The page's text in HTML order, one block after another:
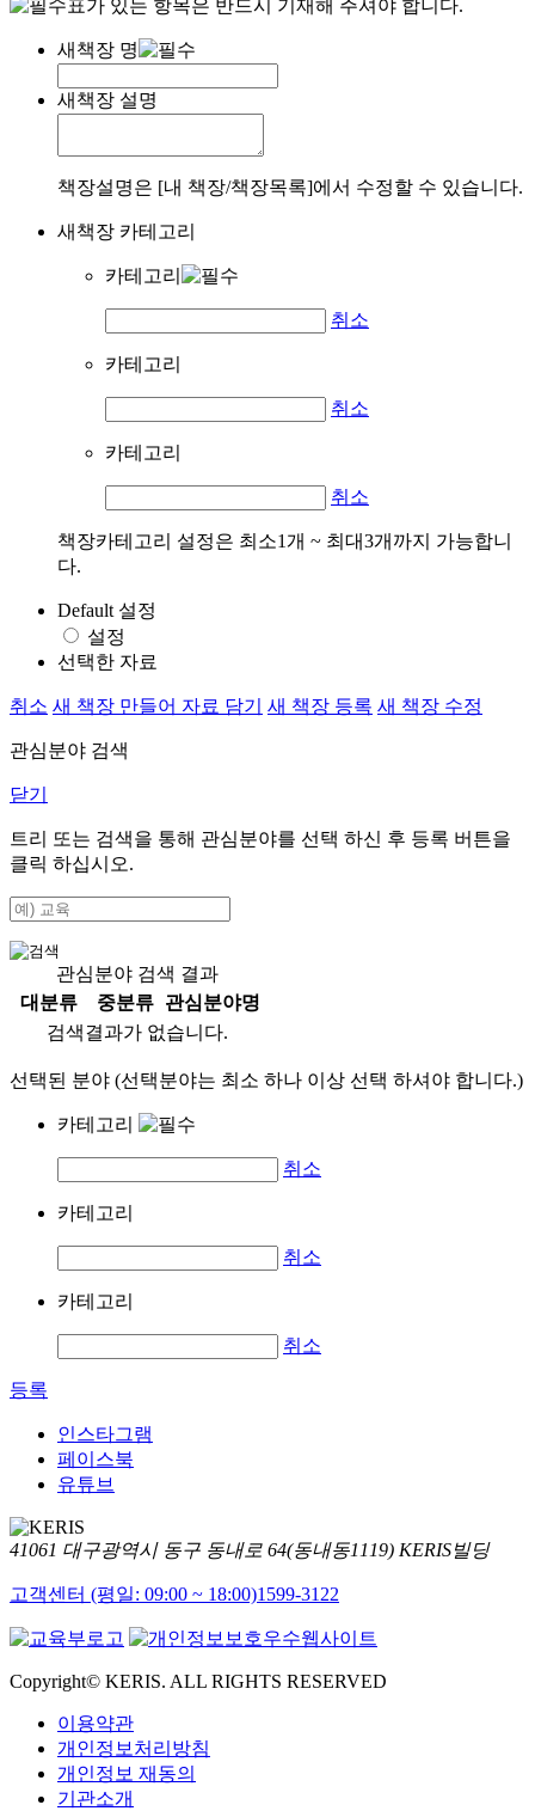
표가 있는 항목은 반드시 기재해 주셔야 합니다.
새책장 명
새책장 설명
책장설명은 [내 책장/책장목록]에서 수정할 수 있습니다.
새책장 카테고리
카테고리
취소
카테고리
취소
카테고리
취소
책장카테고리 설정은 최소1개 ~ 최대3개까지 가능합니
다.
Default 설정
설정
선택한 자료
취소 새 책장 만들어 자료 담기 새 책장 등록 새 책장 수정
관심분야 검색
닫기
트리 또는 검색을 통해 관심분야를 선택 하신 후 등록 버튼을
클릭 하십시오.
관심분야 검색 결과
대분류
중분류
관심분야명
검색결과가 없습니다.
선택된 분야 (선택분야는 최소 하나 이상 선택 하셔야 합니다.)
카테고리
취소
카테고리
취소
카테고리
취소
등록
인스타그램
페이스북
유튜브
41061 대구광역시 동구 동내로 64(동내동1119) KERIS빌딩
고객센터 (평일: 09:00 ~ 18:00)1599-3122
Copyright© KERIS. ALL RIGHTS RESERVED
이용약관
개인정보처리방침
개인정보 재동의
기관소개